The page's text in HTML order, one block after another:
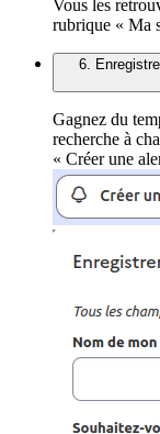
Vous les
rubrique « Ma
6.
Gagnez du
recherche à
« Créer une